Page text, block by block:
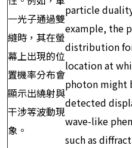
一光子通過雙
縫時，其在螢
幕上出現的位
置機率分布會
顯示出繞射與
干涉等波動現
象。
particle
example, the
distribution
location at
photon might
detected
wave-like
such as